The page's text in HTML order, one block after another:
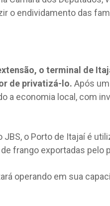
o endividamento das
o terminal de
de privatizá-lo. Após
a economia local, com
o Porto de Itajaí é
frango exportadas pelo
operando em sua